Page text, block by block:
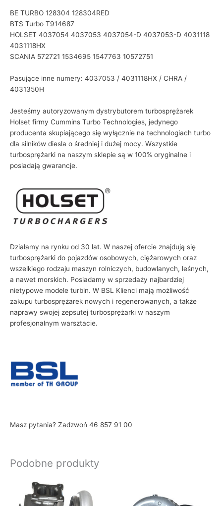
BE TURBO 128304 128304RED
BTS Turbo T914687
HOLSET 4037054 4037053 4037054-D 4037053-D 4031118
4031118HX
SCANIA 572721 1534695 1547763 10572751
Pasujące inne numery: 4037053 / 4031118HX / CHRA /
4031350H
Jesteśmy autoryzowanym dystrybutorem turbosprężarek
Holset firmy Cummins Turbo Technologies, jedynego
producenta skupiającego się wyłącznie na technologiach turbo
dla silników diesla o średniej i dużej mocy. Wszystkie
turbosprężarki na naszym sklepie są w 100% oryginalne i
posiadają gwarancje.
Działamy na rynku od 30 lat. W naszej ofercie znajdują się
turbosprężarki do pojazdów osobowych, ciężarowych oraz
wszelkiego rodzaju maszyn rolniczych, budowlanych, leśnych,
a nawet morskich. Posiadamy w sprzedaży najbardziej
nietypowe modele turbin. W BSL Klienci mają możliwość
zakupu turbosprężarek nowych i regenerowanych, a także
naprawy swojej zepsutej turbosprężarki w naszym
profesjonalnym warsztacie.
Masz pytania? Zadzwoń 46 857 91 00
Podobne produkty